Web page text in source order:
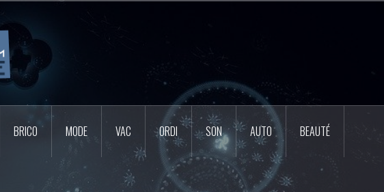
BRICO MODE VAC ORDI SON AUTO BEAUTÉ